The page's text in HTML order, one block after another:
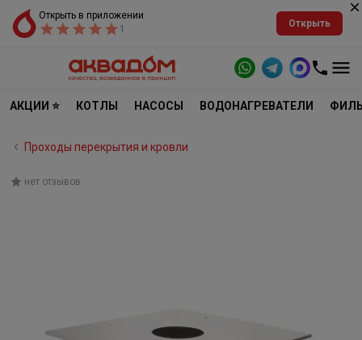
Открыть в приложении
1
Открыть
АКЦИИ ⭐ КОТЛЫ НАСОСЫ ВОДОНАГРЕВАТЕЛИ
Проходы перекрытия и кровли
нет отзывов